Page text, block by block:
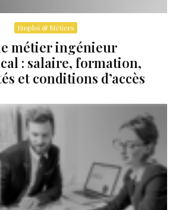
Emploi & Métiers
métier ingénieur
: salaire, formation,
et conditions d’accès